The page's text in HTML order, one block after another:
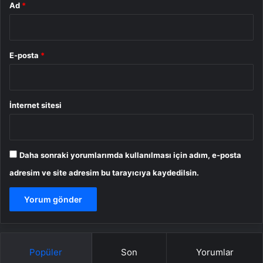
Ad *
E-posta *
İnternet sitesi
Daha sonraki yorumlarımda kullanılması için adım, e-posta
adresim ve site adresim bu tarayıcıya kaydedilsin.
Popüler Son Yorumlar